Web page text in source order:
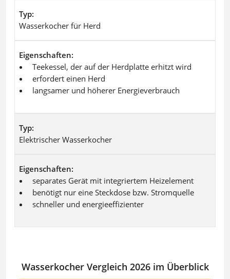
Typ
Wasserkocher für Herd
Eigenschaften
Teekessel, der auf der Herdplatte erhitzt wird
erfordert einen Herd
langsamer und höherer Energieverbrauch
Typ
Elektrischer Wasserkocher
Eigenschaften
separates Gerät mit integriertem Heizelement
benötigt nur eine Steckdose bzw. Stromquelle
schneller und energieeffizienter
Wasserkocher Vergleich 2026 im Überblick